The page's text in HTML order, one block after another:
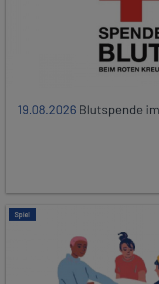
19.08.2026 Blutspende
Spiel